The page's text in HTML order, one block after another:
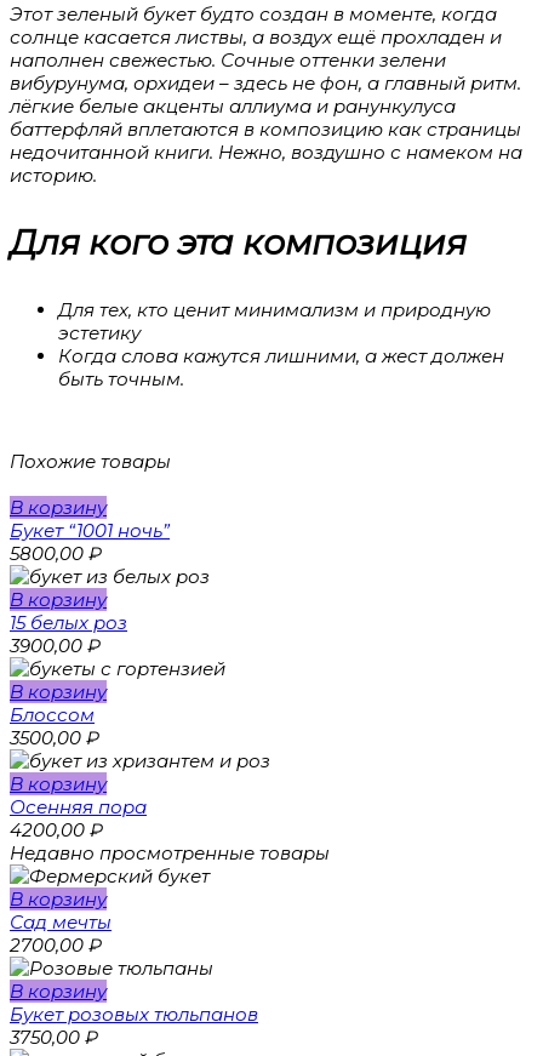
Этот зеленый букет будто создан в моменте, когда
солнце касается листвы, а воздух ещё прохладен и
наполнен свежестью. Сочные оттенки зелени
вибурунума, орхидеи – здесь не фон, а главный ритм.
лёгкие белые акценты аллиума и ранункулуса
баттерфляй вплетаются в композицию как страницы
недочитанной книги. Нежно, воздушно с намеком на
историю.
Для кого эта композиция
Для тех, кто ценит минимализм и природную
эстетику
Когда слова кажутся лишними, а жест должен
быть точным.
Похожие товары
В корзину
Букет “1001 ночь”
5800,00 ₽
В корзину
15 белых роз
3900,00 ₽
В корзину
Блоссом
3500,00 ₽
В корзину
Осенняя пора
4200,00 ₽
Недавно просмотренные товары
В корзину
Сад мечты
2700,00 ₽
В корзину
Букет розовых тюльпанов
3750,00 ₽